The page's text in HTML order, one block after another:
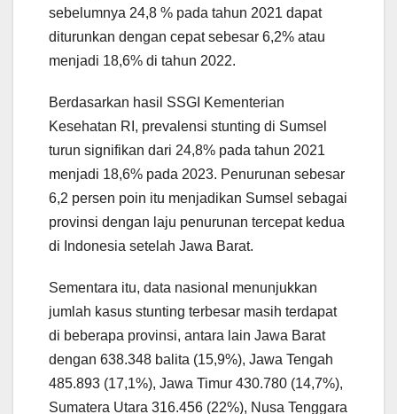
sebelumnya 24,8 % pada tahun 2021 dapat
diturunkan dengan cepat sebesar 6,2% atau
menjadi 18,6% di tahun 2022.
Berdasarkan hasil SSGI Kementerian
Kesehatan RI, prevalensi stunting di Sumsel
turun signifikan dari 24,8% pada tahun 2021
menjadi 18,6% pada 2023. Penurunan sebesar
6,2 persen poin itu menjadikan Sumsel sebagai
provinsi dengan laju penurunan tercepat kedua
di Indonesia setelah Jawa Barat.
Sementara itu, data nasional menunjukkan
jumlah kasus stunting terbesar masih terdapat
di beberapa provinsi, antara lain Jawa Barat
dengan 638.348 balita (15,9%), Jawa Tengah
485.893 (17,1%), Jawa Timur 430.780 (14,7%),
Sumatera Utara 316.456 (22%), Nusa Tenggara